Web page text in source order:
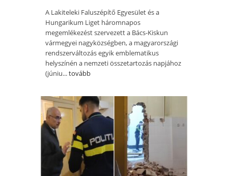
A Lakiteleki Faluszépítő Egyesület és a
Hungarikum Liget háromnapos
megemlékezést szervezett a Bács-Kiskun
vármegyei nagyközségben, a magyarországi
rendszerváltozás egyik emblematikus
helyszínén a nemzeti összetartozás napjához
(júniu...tovább